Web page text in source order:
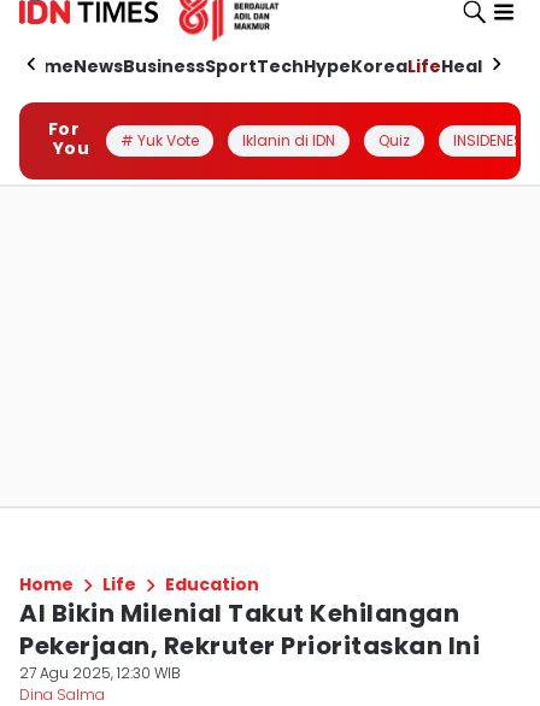
HomeNewsBusinessSportTechHypeKoreaLifeHealth
For
You
# Yuk Vote Iklanin di IDN Quiz INSIDENESIA
Home Life Education
AI Bikin Milenial Takut Kehilangan
Pekerjaan, Rekruter Prioritaskan Ini
27 Agu 2025, 12:30 WIB
Dina Salma